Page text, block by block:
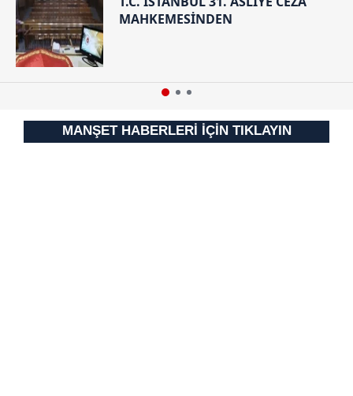
MAHKEMESİNDEN
MANŞET HABERLERİ İÇİN TIKLAYIN